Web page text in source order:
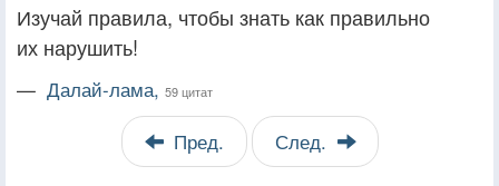
Изучай правила, чтобы знать как правильно
их нарушить!
— Далай-лама, 59 цитат
Пред. След.